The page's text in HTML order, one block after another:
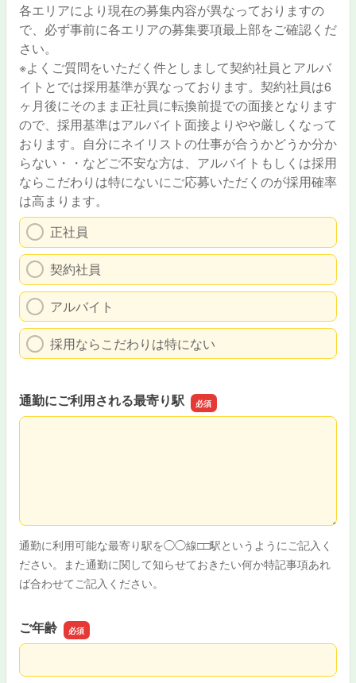
各エリアにより現在の募集内容が異なっておりますの
で、必ず事前に各エリアの募集要項最上部をご確認くだ
さい。
※よくご質問をいただく件としまして契約社員とアルバ
イトとでは採用基準が異なっております。契約社員は6
ヶ月後にそのまま正社員に転換前提での面接となります
ので、採用基準はアルバイト面接よりやや厳しくなって
おります。自分にネイリストの仕事が合うかどうか分か
らない・・などご不安な方は、アルバイトもしくは採用
ならこだわりは特にないにご応募いただくのが採用確率
は高まります。
正社員
契約社員
アルバイト
採用ならこだわりは特にない
通勤にご利用される最寄り駅
通勤にご利用される最寄り駅
通勤に利用可能な最寄り駅を◯◯線□□駅というようにご記入く
ださい。また通勤に関して知らせておきたい何か特記事項あれ
ば合わせてご記入ください。
ご年齢
ご年齢